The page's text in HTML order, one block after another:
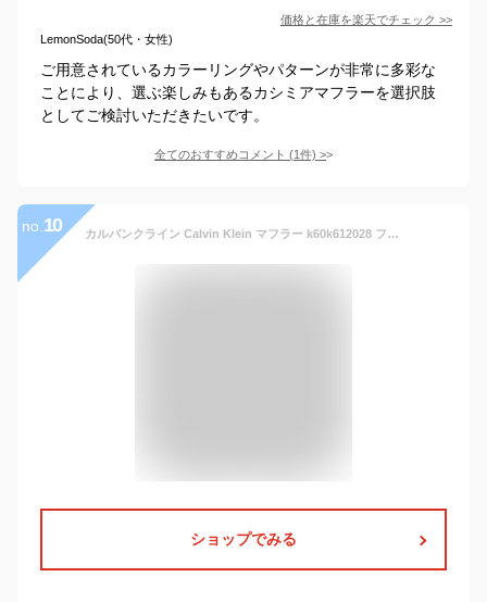
価格と在庫を楽天でチェック >>
LemonSoda(50代・女性)
ご用意されているカラーリングやパターンが非常に多彩な
ことにより、選ぶ楽しみもあるカシミアマフラーを選択肢
としてご検討いただきたいです。
全てのおすすめコメント (1件) >
no. 10 カルバンクライン Calvin Klein マフラー k60k612028 フリンジ 2 トーン ウール ブレンド スカーフレディース メンズ ロゴ
ショップでみる